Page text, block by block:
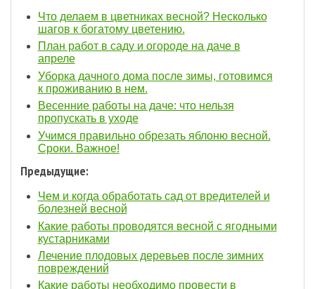
Что делаем в цветниках весной? Несколько
шагов к богатому цветению.
План работ в саду и огороде на даче в
апреле
Уборка дачного дома после зимы, готовимся
к проживанию в нем.
Весенние работы на даче: что нельзя
пропускать в уходе
Учимся правильно обрезать яблоню весной.
Сроки. Важное!
Предыдущие:
Чем и когда обработать сад от вредителей и
болезней весной
Какие работы проводятся весной с ягодными
кустарниками
Лечение плодовых деревьев после зимних
повреждений
Какие работы необходимо провести в